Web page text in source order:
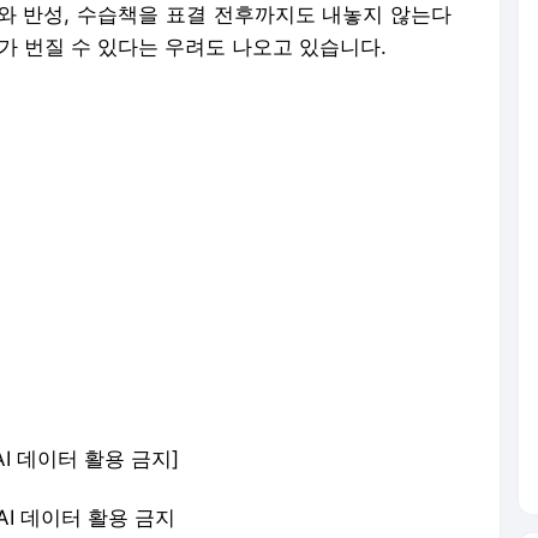
반성, 수습책을 표결 전후까지도 내놓지 않는다
번질 수 있다는 우려도 나오고 있습니다.
데이터 활용 금지]
데이터 활용 금지